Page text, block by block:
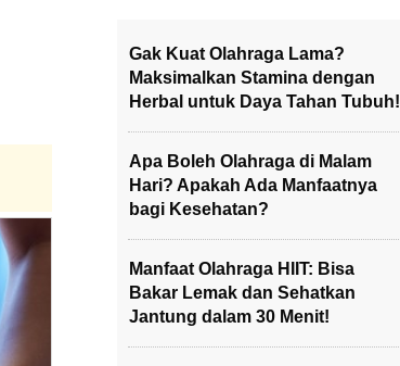
Gak Kuat Olahraga Lama?
Maksimalkan Stamina dengan
Herbal untuk Daya Tahan Tubuh!
Apa Boleh Olahraga di Malam
Hari? Apakah Ada Manfaatnya
bagi Kesehatan?
Manfaat Olahraga HIIT: Bisa
Bakar Lemak dan Sehatkan
Jantung dalam 30 Menit!